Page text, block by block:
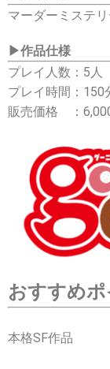
マーダーミステ
▶作品仕様
プレイ人数：5人
プレイ時間：150
販売価格 ：
おすすめポ
本格SF作品